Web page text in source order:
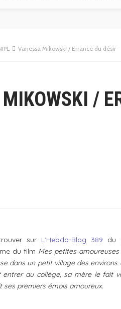
Vanessa Mikowski / Errance du désir
/
sur L’Hebdo-Blog 389 du
du film Mes petites amoureuses
dans un petit village des
entrer au collège, sa mère le fait
ses premiers émois amoureux.